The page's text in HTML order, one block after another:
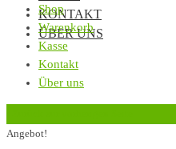
KONTAKT
ÜBER UNS
Shop
Warenkorb
Kasse
Kontakt
Über uns
Angebot!